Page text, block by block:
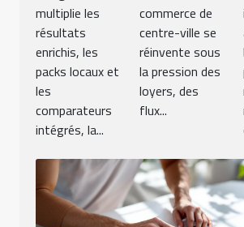
multiplie les
résultats
enrichis, les
packs locaux et
les
comparateurs
intégrés, la...
commerce de
centre-ville se
réinvente sous
la pression des
loyers, des
flux...